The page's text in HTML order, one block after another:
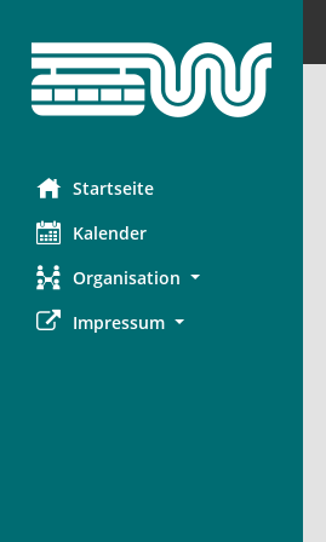
Startseite
Kalender
Organisation
Impressum